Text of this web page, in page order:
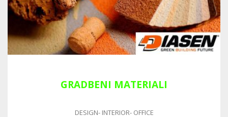
GRADBENI MATERIALI
DESIGN- INTERIOR- OFFICE